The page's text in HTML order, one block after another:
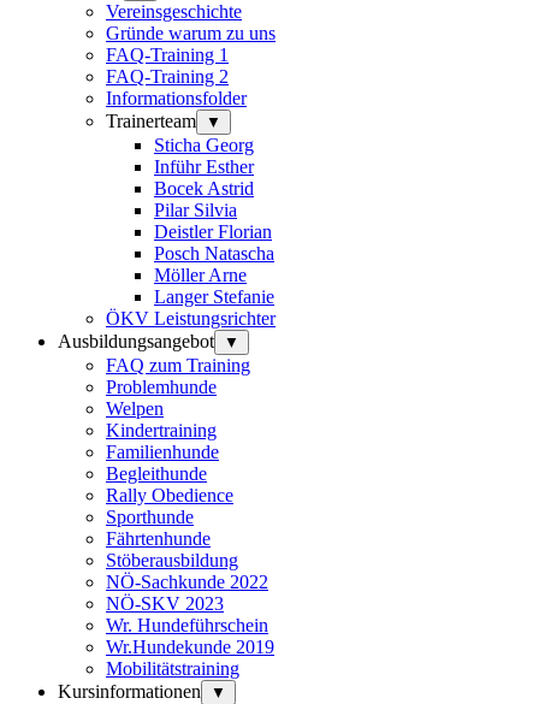
Vereinsgeschichte
Gründe warum zu uns
FAQ-Training 1
FAQ-Training 2
Informationsfolder
Trainerteam
▼
Sticha Georg
Inführ Esther
Bocek Astrid
Pilar Silvia
Deistler Florian
Posch Natascha
Möller Arne
Langer Stefanie
ÖKV Leistungsrichter
Ausbildungsangebot
▼
FAQ zum Training
Problemhunde
Welpen
Kindertraining
Familienhunde
Begleithunde
Rally Obedience
Sporthunde
Fährtenhunde
Stöberausbildung
NÖ-Sachkunde 2022
NÖ-SKV 2023
Wr. Hundeführschein
Wr.Hundekunde 2019
Mobilitätstraining
Kursinformationen
▼